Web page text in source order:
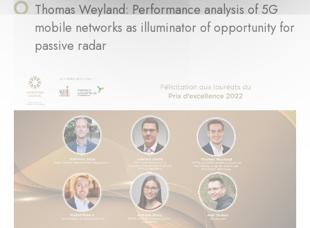
Thomas Weyland: Performance analysis of 5G
mobile networks as illuminator of opportunity for
passive radar